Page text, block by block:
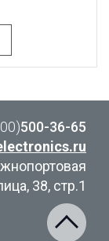
500-36-65
38, стр.1